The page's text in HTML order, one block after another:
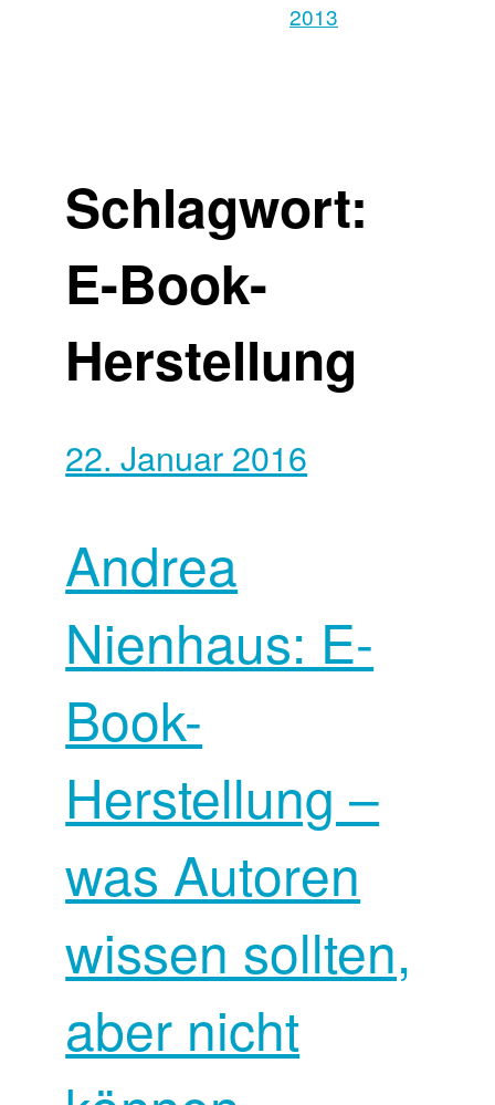
2013
Schlagwort:
E-Book-
Herstellung
22. Januar 2016
Andrea
Nienhaus: E-
Book-
Herstellung –
was Autoren
wissen sollten,
aber nicht